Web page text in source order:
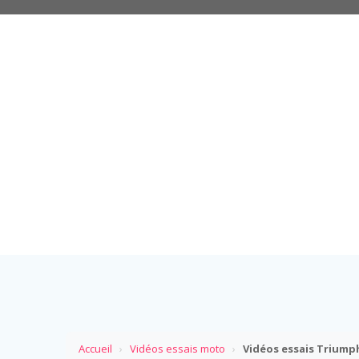
Accueil › Vidéos essais moto › Vidéos essais